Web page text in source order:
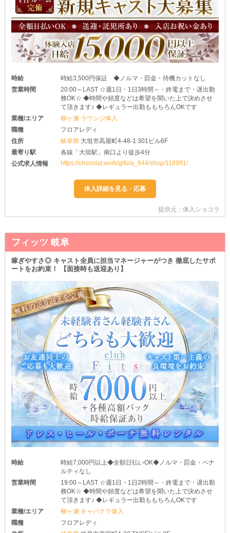
時給
時給3,500円保証 ◆ノルマ・罰金・待機カットなし
営業時間
20:00～LAST ☆週1日・1日3時間～・終電まで・遅出勤
務OK☆ ◆時間や頻度などは希望を聞いた上で決めさせ
て頂きます♪ ◆レギュラー出勤ももちろんOKです
業種/エリア
柳ヶ瀬 ラウンジ体入
職種
フロアレディ
住所
岐阜県 大垣市高屋町4-48-1 301ビル6F
最寄り駅
各線「大垣駅」南口より徒歩4分
公式求人情報
https://chocolat.work/gifu/a_644/shop/118991/
提供元：体入ショコラ
フィッツ 岐阜
稼ぎやすさ◎ キャスト全員に担当マネージャーがつき 徹底したサポ
ートをお約束！ 【面接時も送迎あり】
時給
時給7,000円以上◆全額日払いOK◆ノルマ・罰金・ペナ
ルティなし
営業時間
19:00～LAST ☆週1日・1日2時間～・終電まで・遅出勤
務OK☆ ◆時間や頻度などは希望を聞いた上で決めさせ
て頂きます♪ ◆レギュラー出勤ももちろんOKです
業種/エリア
柳ヶ瀬 キャバクラ体入
職種
フロアレディ